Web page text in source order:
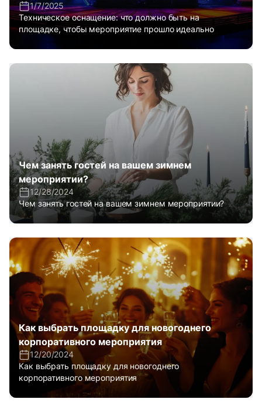
1/7/2025
Техническое оснащение: что должно быть на
площадке, чтобы мероприятие прошло идеально
Чем занять гостей на вашем зимнем
мероприятии?
12/28/2024
Чем занять гостей на вашем зимнем мероприятии?
Как выбрать площадку для новогоднего
корпоративного мероприятия
12/20/2024
Как выбрать площадку для новогоднего
корпоративного мероприятия